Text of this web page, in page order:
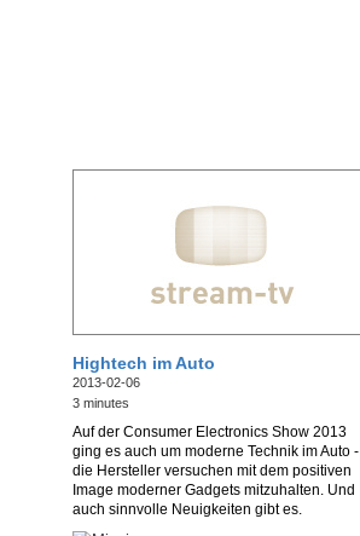
Hightech im Auto
2013-02-06
3 minutes
Auf der Consumer Electronics Show 2013
ging es auch um moderne Technik im Auto -
die Hersteller versuchen mit dem positiven
Image moderner Gadgets mitzuhalten. Und
auch sinnvolle Neuigkeiten gibt es.